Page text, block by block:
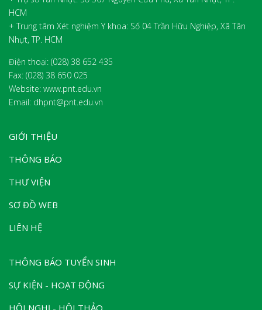
HCM
+ Trung tâm Xét nghiệm Y khoa: Số 04 Trần Hữu Nghiệp, Xã Tân
Nhựt, TP. HCM
Điện thoại: (028) 38 652 435
Fax: (028) 38 650 025
Website: www.pnt.edu.vn
Email: dhpnt@pnt.edu.vn
GIỚI THIỆU
THÔNG BÁO
THƯ VIỆN
SƠ ĐỒ WEB
LIÊN HỆ
THÔNG BÁO TUYỂN SINH
SỰ KIỆN - HOẠT ĐỘNG
HỘI NGHỊ - HỘI THẢO